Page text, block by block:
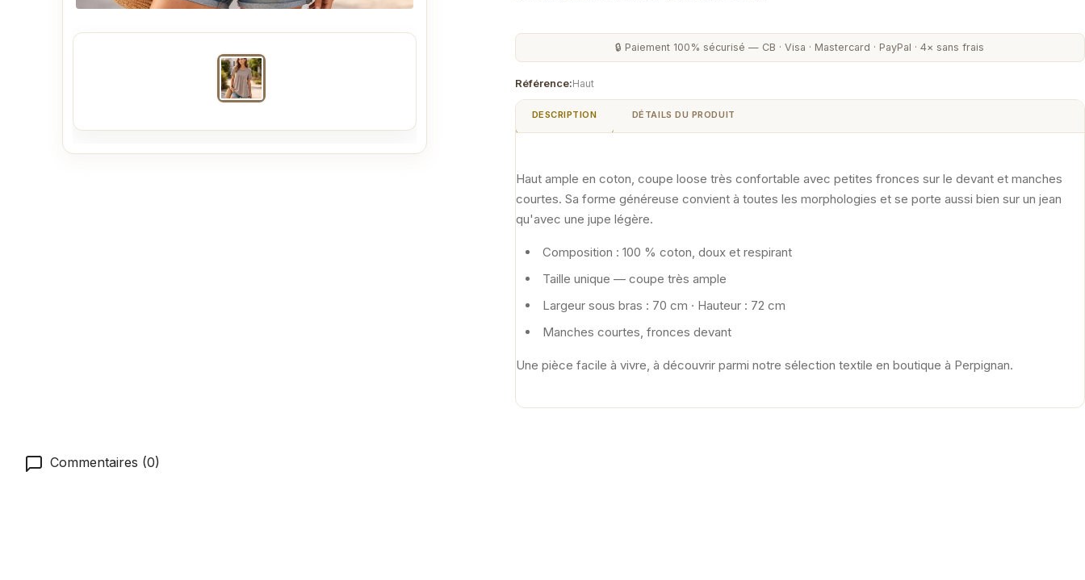
🔒 Paiement 100% sécurisé — CB · Visa · Mastercard · PayPal · 4× sans frais
Référence:Haut
DESCRIPTION DÉTAILS DU PRODUIT
Haut ample en coton, coupe loose très confortable avec petites fronces sur le devant et manches
courtes. Sa forme généreuse convient à toutes les morphologies et se porte aussi bien sur un jean
qu'avec une jupe légère.
Composition : 100 % coton, doux et respirant
Taille unique — coupe très ample
Largeur sous bras : 70 cm · Hauteur : 72 cm
Manches courtes, fronces devant
Une pièce facile à vivre, à découvrir parmi notre sélection textile en boutique à Perpignan.
Commentaires (0)